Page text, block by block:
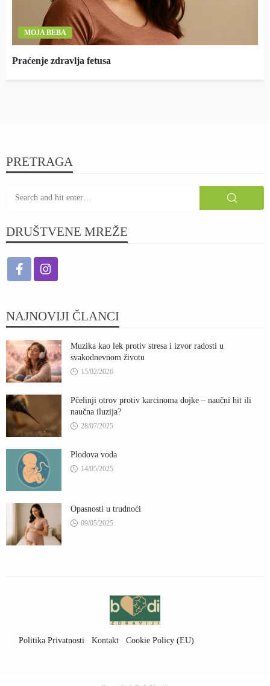
MOJA BEBA
Praćenje zdravlja fetusa
PRETRAGA
DRUŠTVENE MREŽE
NAJNOVIJI ČLANCI
Muzika kao lek protiv stresa i izvor radosti u
svakodnevnom životu
15/02/2026
Pčelinji otrov protiv karcinoma dojke – naučni hit ili
naučna iluzija?
28/07/2025
Plodova voda
14/05/2025
Opasnosti u trudnoći
09/05/2025
Politika Privatnosti Kontakt Cookie Policy (EU)